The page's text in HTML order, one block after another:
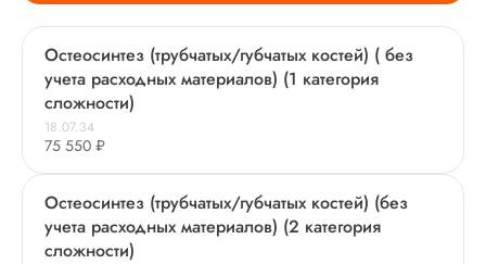
Остеосинтез (трубчатых/губчатых костей) ( без
учета расходных материалов) (1 категория
сложности)
18.07.34
75 550 ₽
Остеосинтез (трубчатых/губчатых костей) (без
учета расходных материалов) (2 категория
сложности)